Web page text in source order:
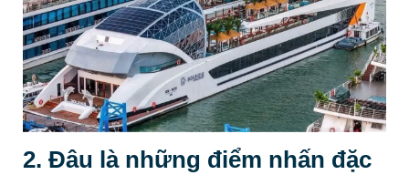
2. Đâu là những điểm nhấn đặc